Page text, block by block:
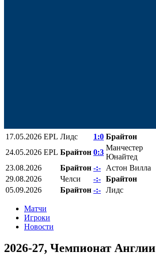
17.05.2026 EPL Лидс 1:0 Брайтон
24.05.2026 EPL Брайтон 0:3
Манчестер
Юнайтед
23.08.2026
Брайтон -:-
Астон Вилла
29.08.2026
Челси -:- Брайтон
05.09.2026
Брайтон -:- Лидс
Матчи
Игроки
Новости
2026-27, Чемпионат Англии